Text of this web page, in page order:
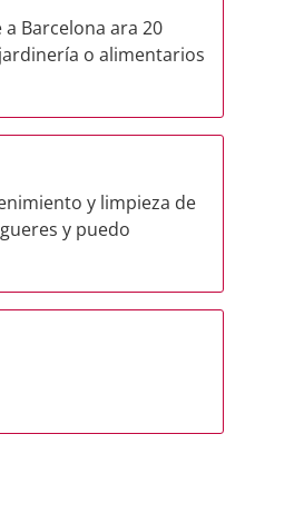
Barcelona ara 20
o alimentarios
y limpieza de
y puedo